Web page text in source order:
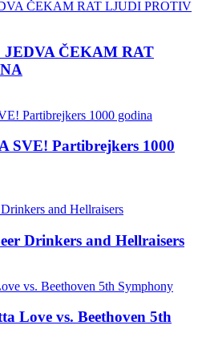
ČEKAM RAT
SVE! Partibrejkers 1000
Drinkers and Hellraisers
Love vs. Beethoven 5th